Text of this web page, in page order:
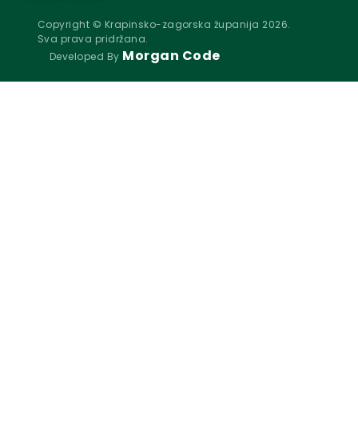
Copyright © Krapinsko-zagorska županija 2026.
Sva prava pridržana.
Developed By Morgan Code